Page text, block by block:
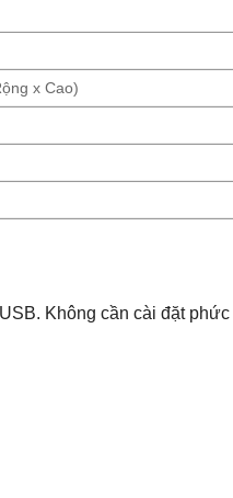
x Cao)
Không cần cài đặt